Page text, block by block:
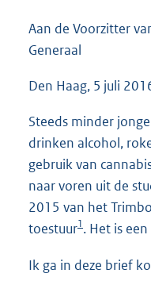
Aan de Voorzitter
Generaal
Den Haag, 5 juli
Steeds minder
drinken alcohol,
gebruik van
naar voren uit de
2015 van het
toestuur1. Het is
Ik ga in deze brief